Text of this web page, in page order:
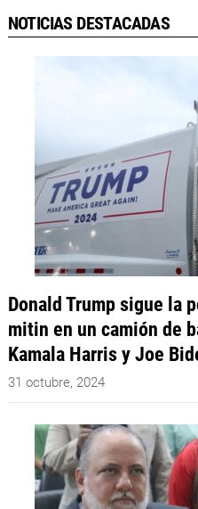
NOTICIAS DESTACADAS
Donald Trump sigue la
mitin en un camión de
Kamala Harris y Joe
31 octubre, 2024